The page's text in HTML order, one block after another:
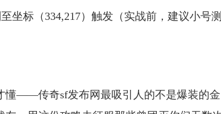
坐标（334,217）触发（实战前，建议小号
懂——传奇sf发布网最吸引人的不是爆装的金